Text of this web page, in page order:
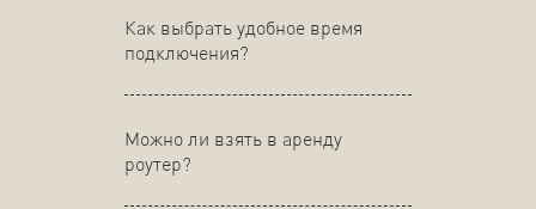
Как выбрать удобное время
подключения?
Можно ли взять в аренду
роутер?